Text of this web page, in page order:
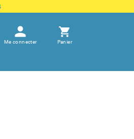
person
Me connecter
shopping_cart
Panier